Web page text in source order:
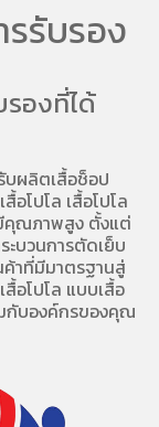
รับรอง
รองที่ได้
บผลิตเสื้อช็อป
อโปโล เสื้อโปโล
คุณภาพสูง ตั้งแต่
บวนการตัดเย็บ
าที่มีมาตรฐานสู่
สื้อโปโล แบบเสื้อ
กับองค์กรของคุณ